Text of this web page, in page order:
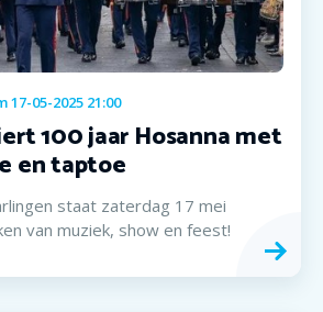
17-05-2025 21:00
100 jaar Hosanna met
en taptoe
staat zaterdag 17 mei
van muziek, show en feest!